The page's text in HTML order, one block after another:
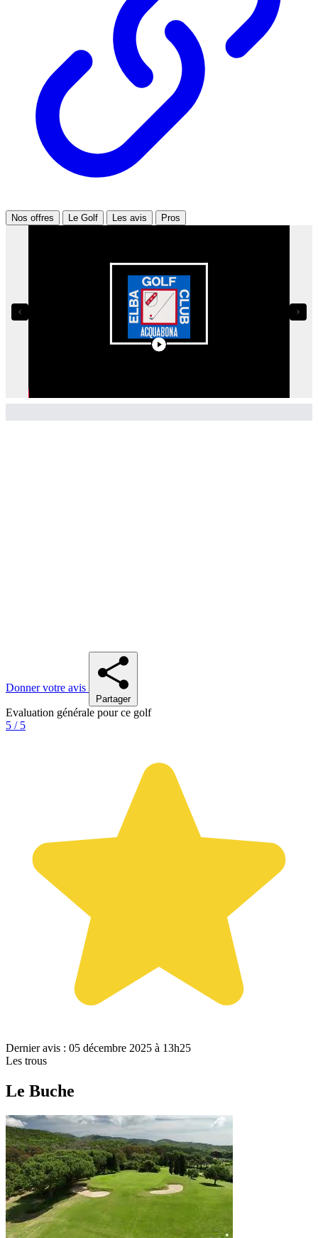
Nos offres Le Golf Les avis Pros
Donner votre avis
Partager
Evaluation générale pour ce golf
5 / 5
Dernier avis : 05 décembre 2025 à 13h25
Les trous
Le Buche